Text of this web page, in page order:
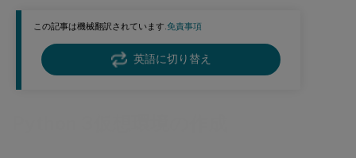
この記事は機械翻訳されています.免責事項
英語に切り替え